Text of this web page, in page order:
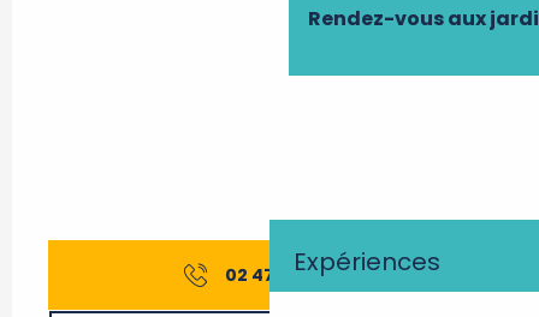
Rendez-vous aux
Expériences
02 47 56 03▒▒